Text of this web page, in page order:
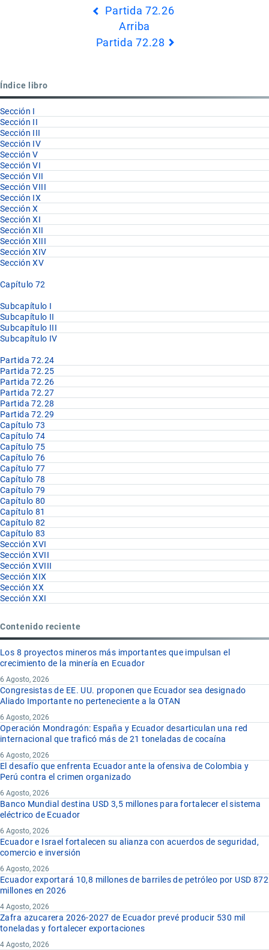
72.27
Partida 72.26
Arriba
Partida 72.28
Índice libro
Sección I
Sección II
Sección III
Sección IV
Sección V
Sección VI
Sección VII
Sección VIII
Sección IX
Sección X
Sección XI
Sección XII
Sección XIII
Sección XIV
Sección XV
Capítulo 72
Subcapítulo I
Subcapítulo II
Subcapítulo III
Subcapítulo IV
Partida 72.24
Partida 72.25
Partida 72.26
Partida 72.27
Partida 72.28
Partida 72.29
Capítulo 73
Capítulo 74
Capítulo 75
Capítulo 76
Capítulo 77
Capítulo 78
Capítulo 79
Capítulo 80
Capítulo 81
Capítulo 82
Capítulo 83
Sección XVI
Sección XVII
Sección XVIII
Sección XIX
Sección XX
Sección XXI
Contenido reciente
Los 8 proyectos mineros más importantes que impulsan el
crecimiento de la minería en Ecuador
6 Agosto, 2026
Congresistas de EE. UU. proponen que Ecuador sea designado
Aliado Importante no perteneciente a la OTAN
6 Agosto, 2026
Operación Mondragón: España y Ecuador desarticulan una red
internacional que traficó más de 21 toneladas de cocaína
6 Agosto, 2026
El desafío que enfrenta Ecuador ante la ofensiva de Colombia y
Perú contra el crimen organizado
6 Agosto, 2026
Banco Mundial destina USD 3,5 millones para fortalecer el sistema
eléctrico de Ecuador
6 Agosto, 2026
Ecuador e Israel fortalecen su alianza con acuerdos de seguridad,
comercio e inversión
6 Agosto, 2026
Ecuador exportará 10,8 millones de barriles de petróleo por USD 872
millones en 2026
4 Agosto, 2026
Zafra azucarera 2026-2027 de Ecuador prevé producir 530 mil
toneladas y fortalecer exportaciones
4 Agosto, 2026